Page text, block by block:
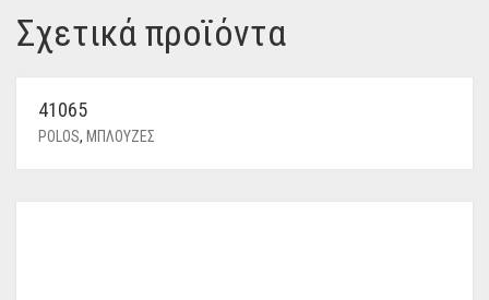
Σχετικά προϊόντα
41065
POLOS, ΜΠΛΟΥΖΕΣ